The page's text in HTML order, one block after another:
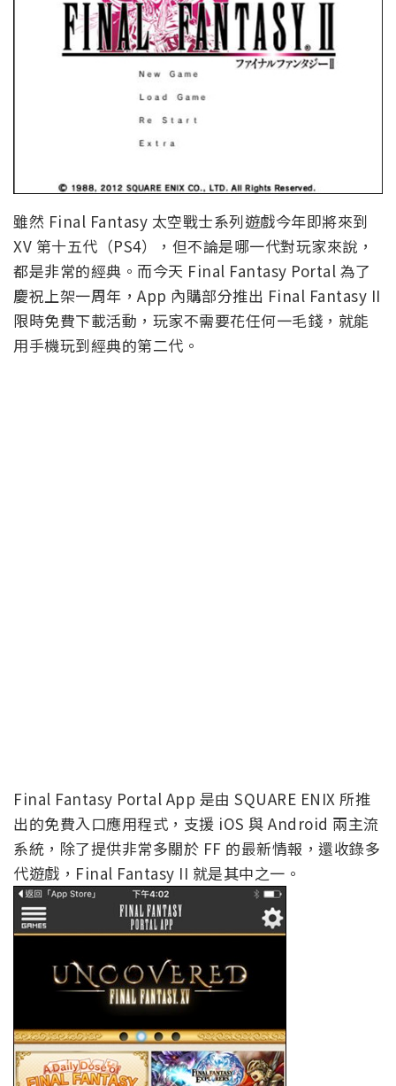
雖然 Final Fantasy 太空戰士系列遊戲今年即將來到
XV 第十五代（PS4），但不論是哪一代對玩家來說，
都是非常的經典。而今天 Final Fantasy Portal 為了
慶祝上架一周年，App 內購部分推出 Final Fantasy II
限時免費下載活動，玩家不需要花任何一毛錢，就能
用手機玩到經典的第二代。
Final Fantasy Portal App 是由 SQUARE ENIX 所推
出的免費入口應用程式，支援 iOS 與 Android 兩主流
系統，除了提供非常多關於 FF 的最新情報，還收錄多
代遊戲，Final Fantasy II 就是其中之一。